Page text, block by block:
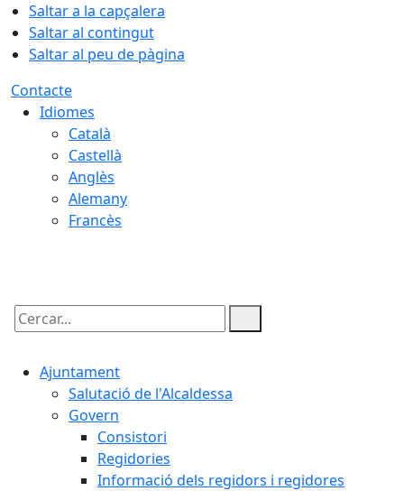
Saltar a la capçalera
Saltar al contingut
Saltar al peu de pàgina
Contacte
Idiomes
Català
Castellà
Anglès
Alemany
Francès
Cercar:
Ajuntament
Salutació de l'Alcaldessa
Govern
Consistori
Regidories
Informació dels regidors i regidores